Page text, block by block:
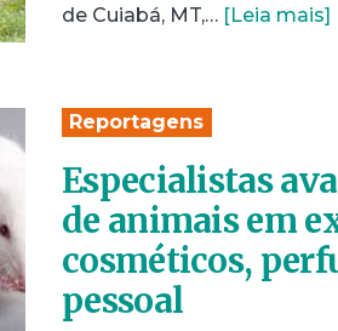
de Cuiabá, MT,… [Leia mais]
Reportagens
Especialistas
de animais em
cosméticos,
pessoal